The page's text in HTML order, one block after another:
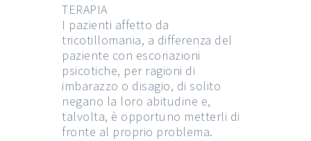
TERAPIA
I pazienti affetto da
tricotillomania, a differenza del
paziente con escoriazioni
psicotiche, per ragioni di
imbarazzo o disagio, di solito
negano la loro abitudine e,
talvolta, è opportuno metterli di
fronte al proprio problema.